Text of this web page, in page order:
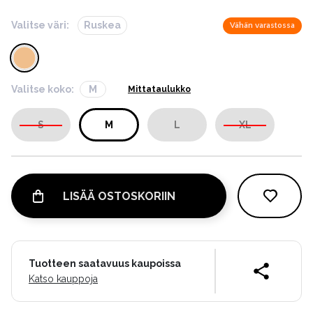
Valitse väri: Ruskea Vähän varastossa
Valitse koko: M Mittataulukko
S M L XL
LISÄÄ OSTOSKORIIN
Tuotteen saatavuus kaupoissa
Katso kauppoja